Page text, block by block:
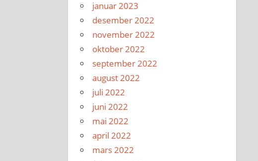
januar 2023
desember 2022
november 2022
oktober 2022
september 2022
august 2022
juli 2022
juni 2022
mai 2022
april 2022
mars 2022